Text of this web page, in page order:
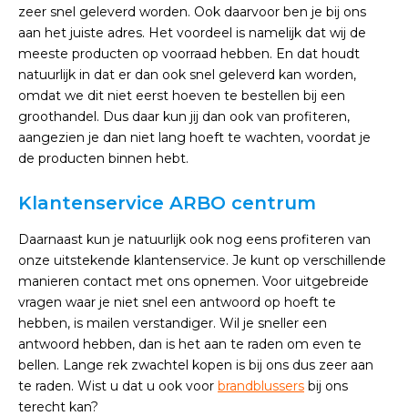
zeer snel geleverd worden. Ook daarvoor ben je bij ons
aan het juiste adres. Het voordeel is namelijk dat wij de
meeste producten op voorraad hebben. En dat houdt
natuurlijk in dat er dan ook snel geleverd kan worden,
omdat we dit niet eerst hoeven te bestellen bij een
groothandel. Dus daar kun jij dan ook van profiteren,
aangezien je dan niet lang hoeft te wachten, voordat je
de producten binnen hebt.
Klantenservice ARBO centrum
Daarnaast kun je natuurlijk ook nog eens profiteren van
onze uitstekende klantenservice. Je kunt op verschillende
manieren contact met ons opnemen. Voor uitgebreide
vragen waar je niet snel een antwoord op hoeft te
hebben, is mailen verstandiger. Wil je sneller een
antwoord hebben, dan is het aan te raden om even te
bellen. Lange rek zwachtel kopen is bij ons dus zeer aan
te raden. Wist u dat u ook voor brandblussers bij ons
terecht kan?